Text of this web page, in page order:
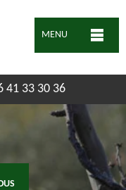
MENU
41 33 30 36